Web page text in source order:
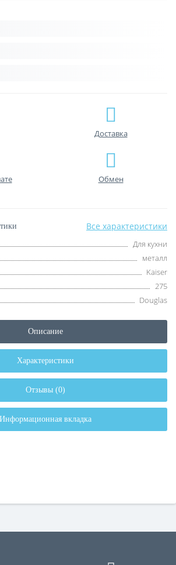
Доставка
Обмен
Все характеристики
Для кухни
металл
Kaiser
275
Douglas
Описание
Характеристики
Отзывы (0)
Информационная вкладка